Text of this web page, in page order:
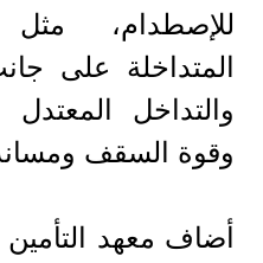
للإصطدام،
المتداخلة على
والتداخل
وقوة السقف
أضاف معهد